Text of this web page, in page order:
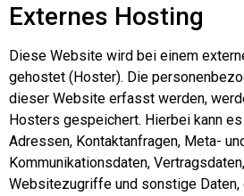
Externes Hosting
Diese Website wird bei einem
gehostet (Hoster). Die
dieser Website erfasst werden,
Hosters gespeichert. Hierbei kann
Adressen, Kontaktanfragen, Meta-
Kommunikationsdaten,
Websitezugriffe und sonstige